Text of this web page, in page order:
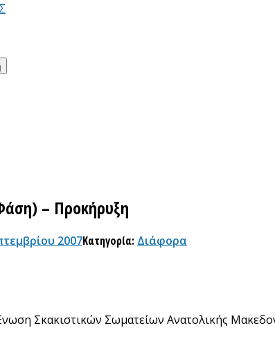
– Προκήρυξη
2007Κατηγορία: Διάφορα
Σκακιστικών Σωματείων Ανατολικής